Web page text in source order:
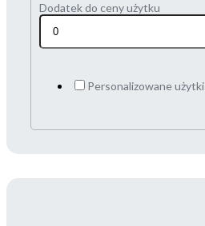
Dodatek do ceny użytku
Personalizowane użytki